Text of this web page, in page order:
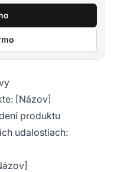
[Názov]
produktu
udalostiach: